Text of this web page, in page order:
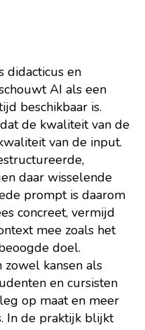
didacticus en
AI als een
beschikbaar is.
de kwaliteit van de
van de input.
daar wisselende
prompt is daarom
concreet, vermijd
mee zoals het
doel.
kansen als
en cursisten
op maat en meer
In de praktijk blijkt